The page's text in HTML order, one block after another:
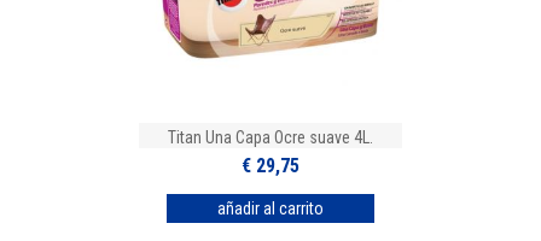
Titan Una Capa Ocre suave 4L.
€ 29,75